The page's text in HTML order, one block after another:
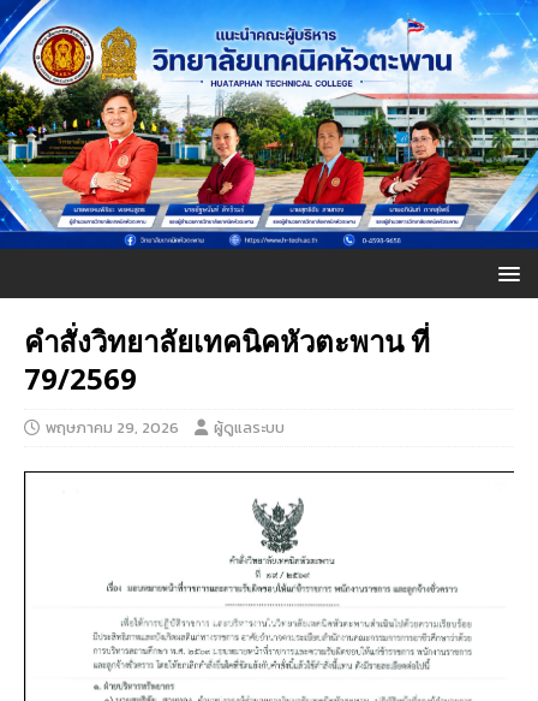
คำสั่งวิทยาลัยเทคนิคหัวตะพาน ที่
79/2569
พฤษภาคม 29, 2026 ผู้ดูแลระบบ